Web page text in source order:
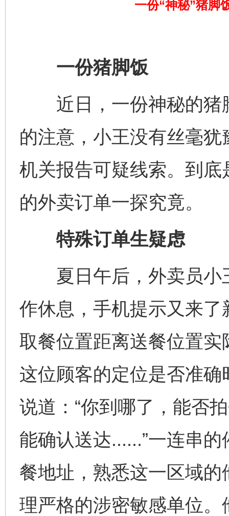
一份“神秘”猪
一份猪脚饭
近日，一份神秘的猪
的注意，小王没有丝毫
机关报告可疑线索。到
的外卖订单一探究竟。
特殊订单生疑虑
夏日午后，外卖员小
作休息，手机提示又来
取餐位置距离送餐位置
这位顾客的定位是否准
说道：“你到哪了，能否
能确认送达......”一连串
餐地址，熟悉这一区域
理严格的涉密敏感单位